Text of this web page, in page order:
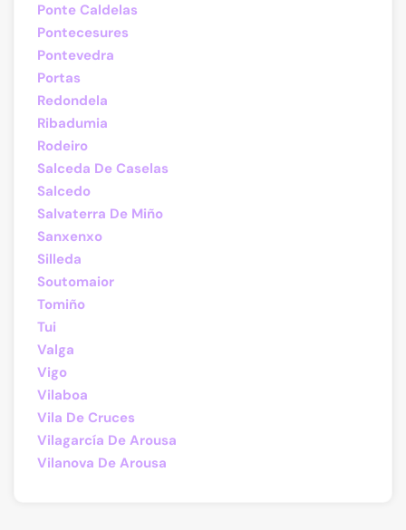
Ponte Caldelas
Pontecesures
Pontevedra
Portas
Redondela
Ribadumia
Rodeiro
Salceda De Caselas
Salcedo
Salvaterra De Miño
Sanxenxo
Silleda
Soutomaior
Tomiño
Tui
Valga
Vigo
Vilaboa
Vila De Cruces
Vilagarcía De Arousa
Vilanova De Arousa